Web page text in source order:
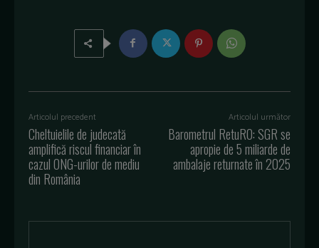
Articolul precedent
Cheltuielile de judecată
amplifică riscul financiar în
cazul ONG-urilor de mediu
din România
Articolul următor
Barometrul RetuRO: SGR se
apropie de 5 miliarde de
ambalaje returnate în 2025